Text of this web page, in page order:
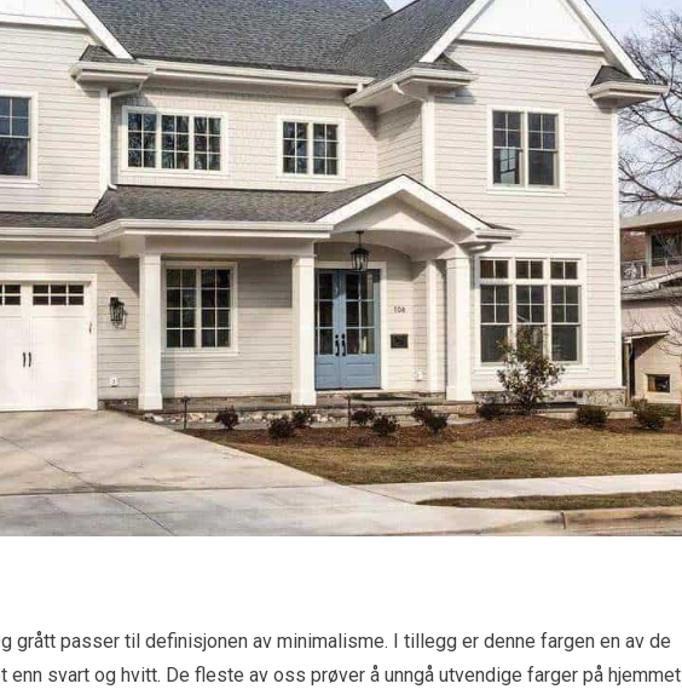
grått passer til definisjonen av minimalisme. I tillegg er denne fargen en av de
enn svart og hvitt. De fleste av oss prøver å unngå utvendige farger på hjemmet